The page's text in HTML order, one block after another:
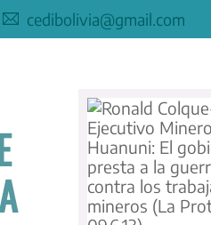
cedibolivia@gmail.com